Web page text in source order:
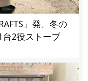
」発、冬の
2役ストーブ